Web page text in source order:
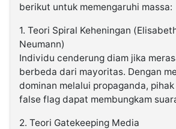
berikut untuk memengaruhi massa:
1. Teori Spiral Keheningan
Neumann)
Individu cenderung diam jika
berbeda dari mayoritas. Dengan
dominan melalui propaganda,
false flag dapat membungkam
2. Teori Gatekeeping Media